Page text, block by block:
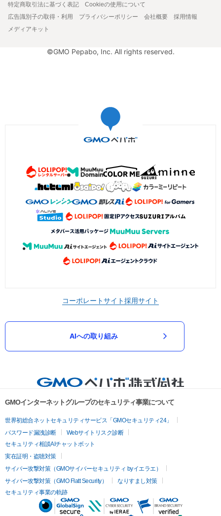
特定商取引法に基づく表記
Cookieの使用について
広告識別子の取得・利用
プライバシーポリシー 会社概要
採用情報
メディアキット
©GMO Pepabo, Inc. All rights reserved.
コーポレートサイト採用サイト
AIへの取り組み
GMOインターネットグループのセキュリティ事業について
世界初総合ネットセキュリティサービス「GMOセキュリティ24」
パスワード漏洩診断
Webサイトリスク診断
セキュリティ相談AIチャットボット
実在証明・盗聴対策
サイバー攻撃対策（GMOサイバーセキュリティ byイエラエ）
サイバー攻撃対策（GMO Flatt Security）
なりすまし対策
セキュリティ事業の軌跡